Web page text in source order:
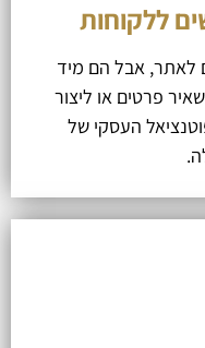
ללקוחות
לאתר, אבל הם מיד
פרטים או ליצור
העסקי של